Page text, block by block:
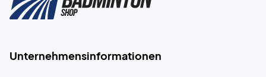
Unternehmensinformationen